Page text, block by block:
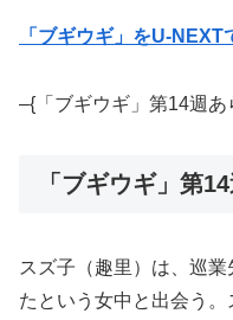
「ブギウギ」をU-NEXT
–{「ブギウギ」第14週あ
「ブギウギ」第
スズ子（趣里）は、巡
たという女中と出会う